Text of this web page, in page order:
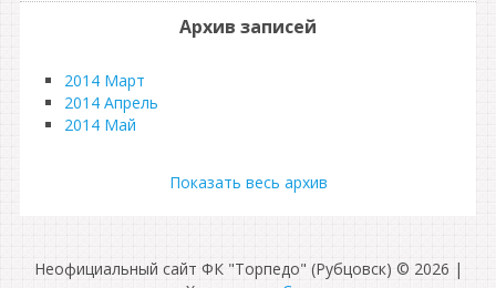
Архив записей
2014 Март
2014 Апрель
2014 Май
Показать весь архив
Неофициальный сайт ФК "Торпедо" (Рубцовск) © 2026 |